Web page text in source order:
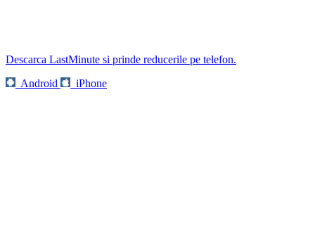
Descarca LastMinute si prinde reducerile pe telefon.
Android
iPhone